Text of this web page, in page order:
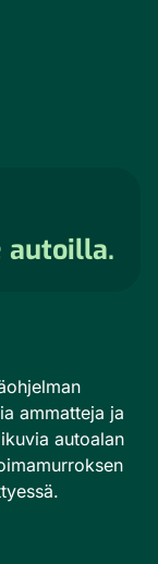
autoilla.
ammatteja ja
autoalan